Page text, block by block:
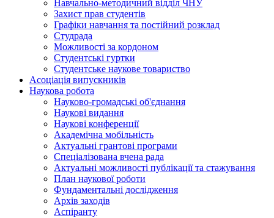
Навчально-методичний відділ ЧНУ
Захист прав студентів
Графіки навчання та постійний розклад
Студрада
Можливості за кордоном
Студентські гуртки
Студентське наукове товариство
Асоціація випускників
Наукова робота
Науково-громадські об'єднання
Наукові видання
Наукові конференції
Академічна мобільність
Актуальні грантові програми
Спеціалізована вчена рада
Актуальні можливості публікації та стажування
План наукової роботи
Фундаментальні дослідження
Архів заходів
Аспіранту